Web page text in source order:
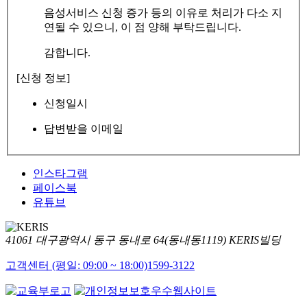
음성서비스 신청 증가 등의 이유로 처리가 다소 지
연될 수 있으니, 이 점 양해 부탁드립니다.
감합니다.
[신청 정보]
신청일시
답변받을 이메일
인스타그램
페이스북
유튜브
41061 대구광역시 동구 동내로 64(동내동1119) KERIS빌딩
고객센터 (평일: 09:00 ~ 18:00)1599-3122